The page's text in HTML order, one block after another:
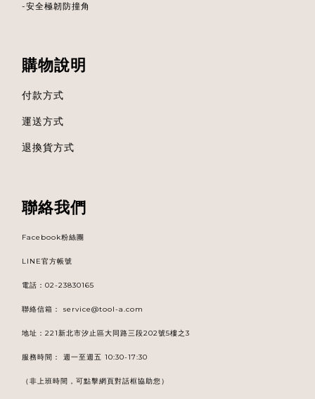
-安全極韌防撞角
購物說明
付款方式
運送方式
退換貨方式
聯絡我們
Facebook粉絲團
LINE官方帳號
電話 ： 02-23830165
聯絡信箱： service@tool-a.com
地址：221新北市汐止區大同路三段202號5樓之3
服務時間： 週一至週五 10:30-17:30
（非上班時間，可點擊網頁對話框協助您）